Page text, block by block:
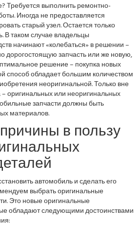
Требуется выполнить ремонтно-
Иногда не предоставляется
старый узел. Остается только
В таком случае владельцы
начинают «колебаться» в решении –
дорогостоящую запчасть или же новую,
решение – покупка новых
способ обладает большим количеством
неоригинальной. Только вне
оригинальных или неоригинальных
запчасти должны быть
материалов.
в пользу
автомобиль и сделать его
выбрать оригинальные
Это новые оригинальные
обладают следующими достоинствами